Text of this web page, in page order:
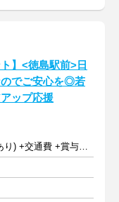
】<徳島駅前>日
でご安心を◎若
ップ応援
月給21万800円～ (昇給あり) +交通費 +賞与年2回